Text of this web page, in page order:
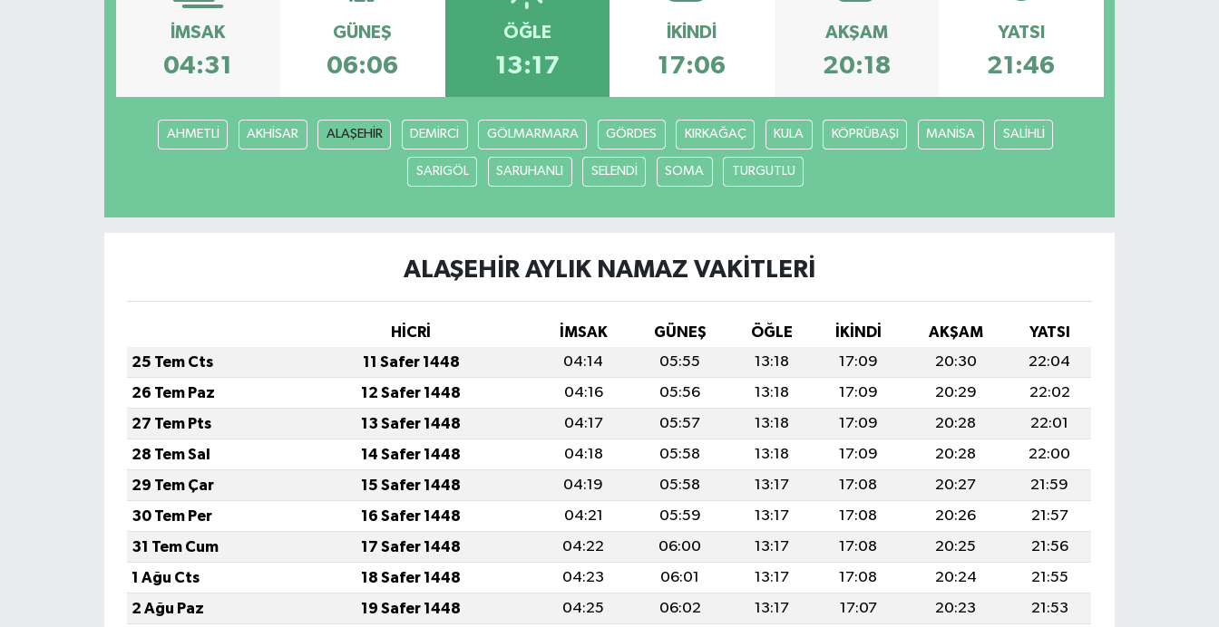
İMSAK
04:31
GÜNEŞ
06:06
ÖĞLE
13:17
İKINDI
17:06
AKŞAM
20:18
YATSI
21:46
AHMETLİ AKHİSAR ALAŞEHİR DEMİRCİ GÖLMARMARA GÖRDES KIRKAĞAÇ KULA KÖPRÜBAŞI MANİSA SALİHLİ
SARIGÖL SARUHANLI SELENDİ SOMA TURGUTLU
ALAŞEHİR AYLIK NAMAZ VAKITLERI
HİCRİ İMSAK GÜNEŞ ÖĞLE İKINDI AKŞAM
YATSI
25 Tem Cts
11 Safer 1448 04:14 05:55 13:18 17:09 20:30
22:04
26 Tem Paz
12 Safer 1448 04:16 05:56 13:18 17:09 20:29
22:02
27 Tem Pts
13 Safer 1448 04:17 05:57 13:18 17:09 20:28
22:01
28 Tem Sal
14 Safer 1448 04:18 05:58 13:18 17:09 20:28
22:00
29 Tem Çar
15 Safer 1448 04:19 05:58 13:17 17:08 20:27
21:59
30 Tem Per
16 Safer 1448 04:21 05:59 13:17 17:08 20:26
21:57
31 Tem Cum
17 Safer 1448 04:22 06:00 13:17 17:08 20:25
21:56
1 Ağu Cts
18 Safer 1448 04:23 06:01 13:17 17:08 20:24
21:55
2 Ağu Paz
19 Safer 1448 04:25 06:02 13:17 17:07 20:23
21:53